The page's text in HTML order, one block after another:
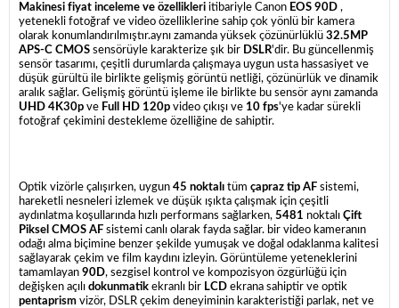
Makinesi fiyat inceleme ve özellikleri itibariyle Canon EOS 90D ,
yetenekli fotoğraf ve video özelliklerine sahip çok yönlü bir kamera
olarak konumlandırılmıştır.aynı zamanda yüksek çözünürlüklü 32.5MP
APS-C CMOS sensörüyle karakterize şık bir DSLR'dir. Bu güncellenmiş
sensör tasarımı, çeşitli durumlarda çalışmaya uygun usta hassasiyet ve
düşük gürültü ile birlikte gelişmiş görüntü netliği, çözünürlük ve dinamik
aralık sağlar. Gelişmiş görüntü işleme ile birlikte bu sensör aynı zamanda
UHD 4K30p ve Full HD 120p video çıkışı ve 10 fps'ye kadar sürekli
fotoğraf çekimini destekleme özelliğine de sahiptir.
Optik vizörle çalışırken, uygun 45 noktalı tüm çapraz tip AF sistemi,
hareketli nesneleri izlemek ve düşük ışıkta çalışmak için çeşitli
aydınlatma koşullarında hızlı performans sağlarken, 5481 noktalı Çift
Piksel CMOS AF sistemi canlı olarak fayda sağlar. bir video kameranın
odağı alma biçimine benzer şekilde yumuşak ve doğal odaklanma kalitesi
sağlayarak çekim ve film kaydını izleyin. Görüntüleme yeteneklerini
tamamlayan 90D, sezgisel kontrol ve kompozisyon özgürlüğü için
değişken açılı dokunmatik ekranlı bir LCD ekrana sahiptir ve optik
pentaprism vizör, DSLR çekim deneyiminin karakteristiği parlak, net ve